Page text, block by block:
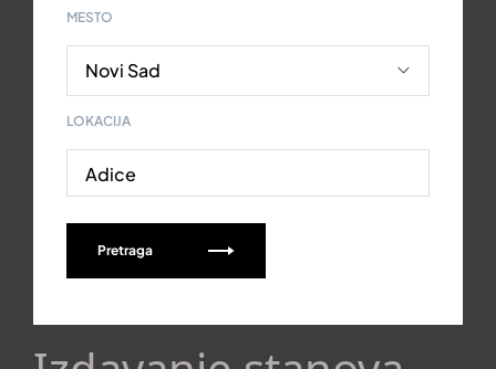
MESTO
LOKACIJA
Adice
Pretraga